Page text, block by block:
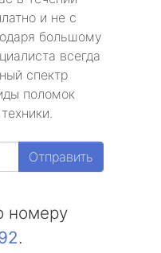
и не с
большому
всегда
спектр
поломок
Отправить
номеру
.